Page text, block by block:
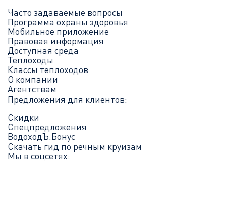
Часто задаваемые вопросы
Программа охраны здоровья
Мобильное приложение
Правовая информация
Доступная среда
Теплоходы
Классы теплоходов
О компании
Агентствам
Предложения для клиентов:
Скидки
Спецпредложения
ВодоходЪ.Бонус
Скачать гид по речным круизам
Мы в соцсетях: